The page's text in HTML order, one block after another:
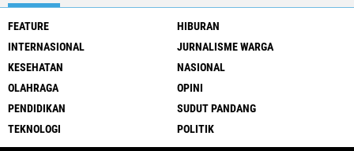
FEATURE
HIBURAN
INTERNASIONAL
JURNALISME WARGA
KESEHATAN
NASIONAL
OLAHRAGA
OPINI
PENDIDIKAN
SUDUT PANDANG
TEKNOLOGI
POLITIK